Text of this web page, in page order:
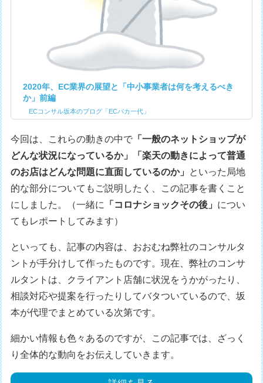
2020年、EC業界の展望と「中小事業者は何を考えるべき
か」前編
ECコンサル坂本のブログ「ECバカ一代」
今回は、これらの動きの中で 「一般のネットショップが
どんな状況になっているか」「楽天の動きによって普通
のお店はどんな問題に直面しているのか」 といった局地
的な部分についてもご説明したく、この記事を書くこと
にしました。（一緒に 「コロナショックその後」 につい
てもレポートしてみます）
といっても、記事の内容は、おおむね弊社のコンサルタ
ントが手分けして作ったものです。現在、弊社のコンサ
ルタントは、クライアント店舗に状況をうかがったり、
相談対応や提案を行ったりしてバタついているので、坂
本が代理でまとめている次第です。
細かい情報も色々あるのですが、この記事では、ざっく
り全体的な動向をお伝えしていきます。